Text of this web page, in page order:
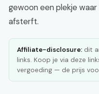
gewoon een plekje
afsterft.
Affiliate-disclosure: dit
links. Koop je via deze
vergoeding — de prijs